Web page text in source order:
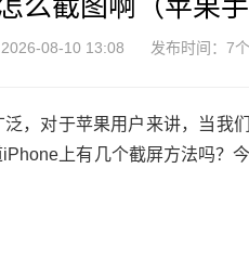
么截图啊（苹果
2026-08-10 13:08 发布时间： 7
，对于苹果用户来讲，当我
上有几个截屏方法吗？